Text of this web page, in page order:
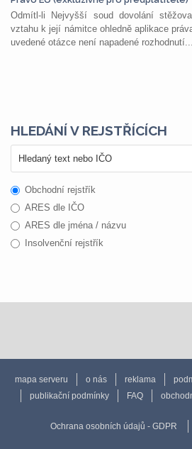
Odmítl-li Nejvyšší soud dovolání
vztahu k její námitce ohledně aplikace
uvedené otázce není napadené rozhodnutí...
HLEDÁNÍ V REJSTŘÍCÍCH
Obchodní rejstřík
ARES dle IČO
ARES dle jména / názvu
Insolvenční rejstřík
mapa serveru o nás reklama
publikační podmínky
FAQ
Ochrana osobních údajů - GDPR